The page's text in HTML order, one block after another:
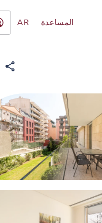
المساعدة AR